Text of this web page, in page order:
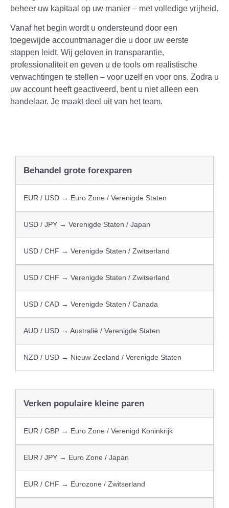
beheer uw kapitaal op uw manier – met volledige vrijheid.
Vanaf het begin wordt u ondersteund door een
toegewijde accountmanager die u door uw eerste
stappen leidt. Wij geloven in transparantie,
professionaliteit en geven u de tools om realistische
verwachtingen te stellen – voor uzelf en voor ons. Zodra u
uw account heeft geactiveerd, bent u niet alleen een
handelaar. Je maakt deel uit van het team.
Behandel grote forexparen
EUR / USD → Euro Zone / Verenigde Staten
USD / JPY → Verenigde Staten / Japan
USD / CHF → Verenigde Staten / Zwitserland
USD / CHF → Verenigde Staten / Zwitserland
USD / CAD → Verenigde Staten / Canada
AUD / USD → Australië / Verenigde Staten
NZD / USD → Nieuw-Zeeland / Verenigde Staten
Verken populaire kleine paren
EUR / GBP → Euro Zone / Verenigd Koninkrijk
EUR / JPY → Euro Zone / Japan
EUR / CHF → Eurozone / Zwitserland